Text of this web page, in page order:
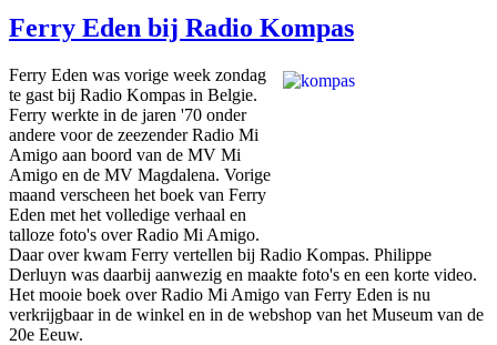
Ferry Eden bij Radio Kompas
Ferry Eden was vorige week zondag
te gast bij Radio Kompas in Belgie.
Ferry werkte in de jaren '70 onder
andere voor de zeezender Radio Mi
Amigo aan boord van de MV Mi
Amigo en de MV Magdalena. Vorige
maand verscheen het boek van Ferry
Eden met het volledige verhaal en
talloze foto's over Radio Mi Amigo.
Daar over kwam Ferry vertellen bij Radio Kompas. Philippe
Derluyn was daarbij aanwezig en maakte foto's en een korte video.
Het mooie boek over Radio Mi Amigo van Ferry Eden is nu
verkrijgbaar in de winkel en in de webshop van het Museum van de
20e Eeuw.